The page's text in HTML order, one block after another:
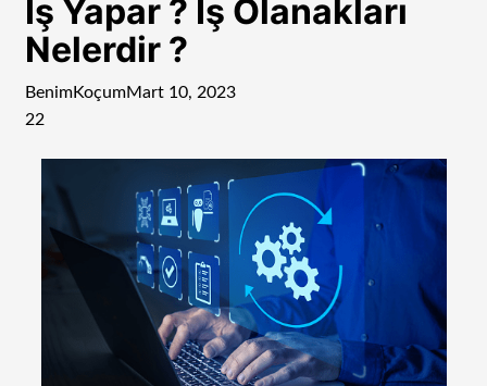
İş Yapar ? İş Olanakları
Nelerdir ?
BenimKoçumMart 10, 2023
22